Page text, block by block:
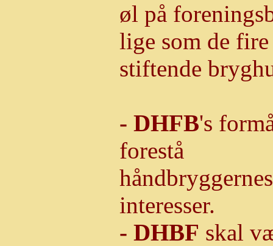
øl på
lige som de fire
stiftende
- DHFB's
forestå
håndbryggernes
interesser.
- DHBF skal